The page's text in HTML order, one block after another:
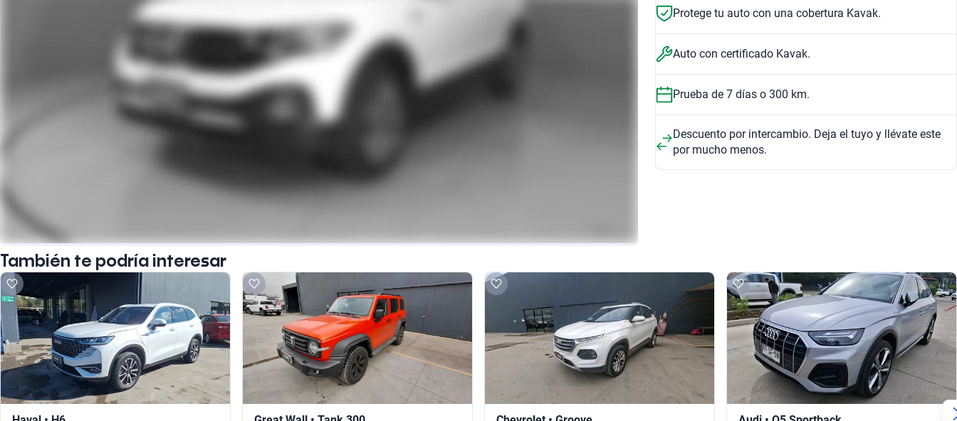
Protege tu auto con una cobertura Kavak.
Auto con certificado Kavak.
Prueba de 7 días o 300 km.
Descuento por intercambio. Deja el tuyo y llévate este
por mucho menos.
También te podría interesar